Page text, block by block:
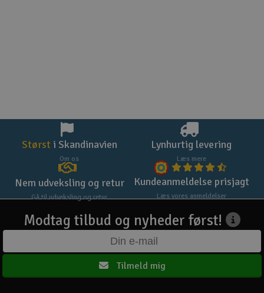
Størst i Skandinavien
Om os
Lynhurtig levering
Læs mere
Nem udveksling og retur
Gå til udveksling og retur
Kundeanmeldelse prisjagt
Læs vores anmeldelser
Modtag tilbud og nyheder først!
Tilmeld mig